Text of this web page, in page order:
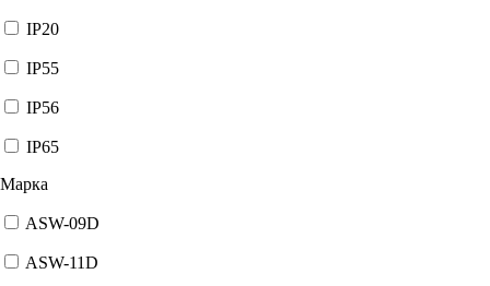
IP20
IP55
IP56
IP65
Марка
ASW-09D
ASW-11D